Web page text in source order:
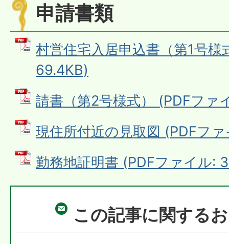
申請書類
村営住宅入居申込書（第1号
69.4KB)
請書（第2号様式） (PDFファ
現住所付近の見取図 (PDFフ
勤務地証明書 (PDFファイル:
この記事に関する